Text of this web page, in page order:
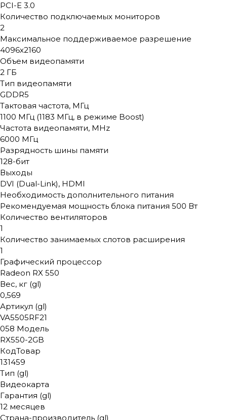
PCI-E 3.0
Количество подключаемых мониторов
2
Максимальное поддерживаемое разрешение
4096x2160
Объем видеопамяти
2 ГБ
Тип видеопамяти
GDDR5
Тактовая частота, МГц
1100 МГц (1183 МГц, в режиме Boost)
Частота видеопамяти, MHz
6000 МГц
Разрядность шины памяти
128-бит
Выходы
DVI (Dual-Link), HDMI
Необходимость дополнительного питания
Рекомендуемая мощность блока питания 500 Вт
Количество вентиляторов
1
Количество занимаемых слотов расширения
1
Графический процессор
Radeon RX 550
Вес, кг (gl)
0,569
Артикул (gl)
VA5505RF21
058 Модель
RX550-2GB
КодТовар
131459
Тип (gl)
Видеокарта
Гарантия (gl)
12 месяцев
Страна-производитель (gl)